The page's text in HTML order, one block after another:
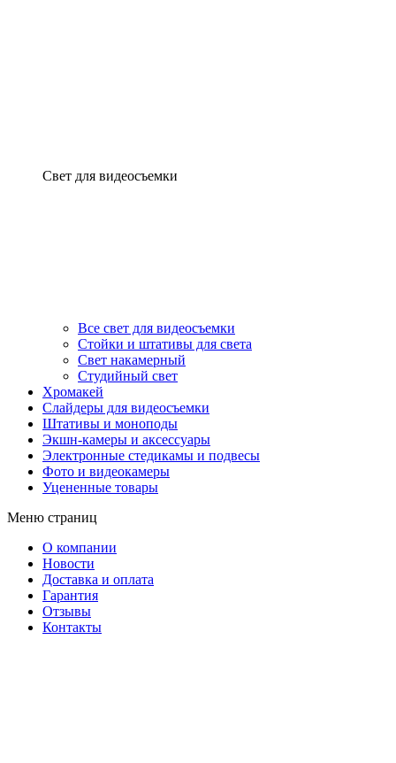
Свет для видеосъемки
Все свет для видеосъемки
Стойки и штативы для света
Свет накамерный
Студийный свет
Хромакей
Слайдеры для видеосъемки
Штативы и моноподы
Экшн-камеры и аксессуары
Электронные стедикамы и подвесы
Фото и видеокамеры
Уцененные товары
Меню страниц
О компании
Новости
Доставка и оплата
Гарантия
Отзывы
Контакты